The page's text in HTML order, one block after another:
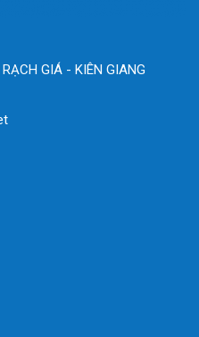
GIÁ - KIÊN GIANG